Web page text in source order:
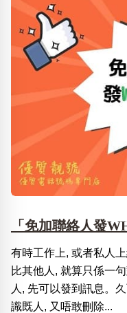
「免加聯絡人發
有時工作上, 或者私人
比其他人, 就算只係一
人, 先可以發到訊息。
識既人, 又唔敢刪除...